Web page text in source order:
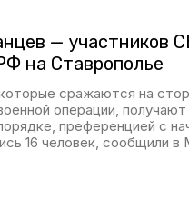
— участников
на Ставрополье
сражаются на
операции,
преференцией с
16 человек, сообщили